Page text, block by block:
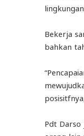
Bekerja
bahkan
Pdt Darso